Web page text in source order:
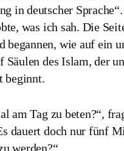
in deutscher
was ich sah. Die
wie auf ein
des Islam, der
beginnt.
am Tag zu beten?“,
dauert doch nur fünf
werden?“